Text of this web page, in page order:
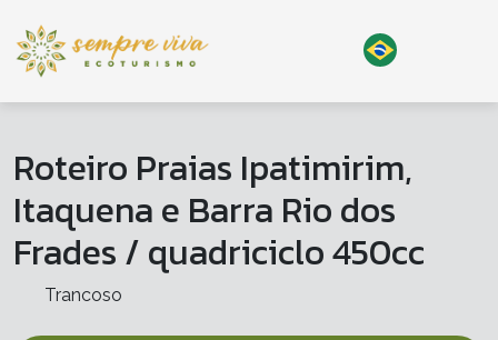
Roteiro Praias Ipatimirim,
Itaquena e Barra Rio dos
Frades / quadriciclo 450cc
Trancoso